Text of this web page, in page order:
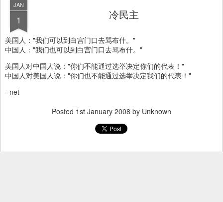
JAN
1 冷民主
美国人："我们可以到白宫门口去骂布什。"
中国人："我们也可以到白宫门口去骂布什。"
美国人对中国人说："你们不能通过选举决定你们的代表！"
中国人对美国人说："你们也不能通过选举决定我们的代表！"
- net
Posted 1st January 2008 by Unknown